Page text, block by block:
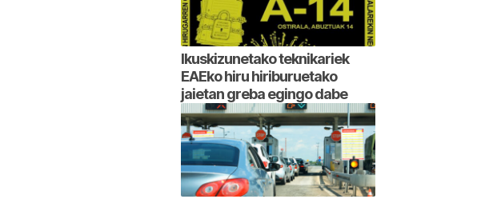
Ikuskizunetako teknikariek
EAEko hiru hiriburuetako
jaietan greba egingo dabe